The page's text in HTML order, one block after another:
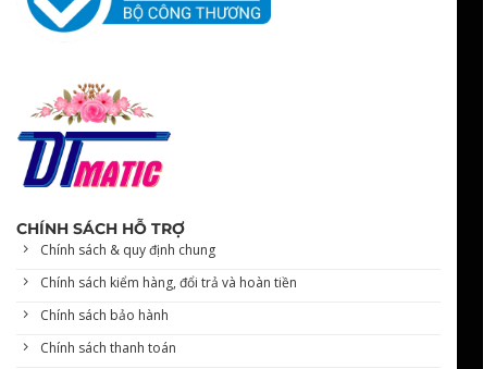
CHÍNH SÁCH HỖ TRỢ
Chính sách & quy định chung
Chính sách kiểm hàng, đổi trả và hoàn tiền
Chính sách bảo hành
Chính sách thanh toán